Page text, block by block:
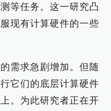
等任务。这一研究凸
现有计算硬件的一些
需求急剧增加。但随
它们的底层计算硬件
。为此研究者正在开